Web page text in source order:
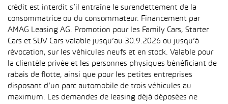
crédit est interdit s’il entraîne le surendettement de la
consommatrice ou du consommateur. Financement par
AMAG Leasing AG. Promotion pour les Family Cars, Starter
Cars et SUV Cars valable jusqu’au 30.9.2026 ou jusqu’à
révocation, sur les véhicules neufs et en stock. Valable pour
la clientèle privée et les personnes physiques bénéficiant de
rabais de flotte, ainsi que pour les petites entreprises
disposant d’un parc automobile de trois véhicules au
maximum. Les demandes de leasing déjà déposées ne